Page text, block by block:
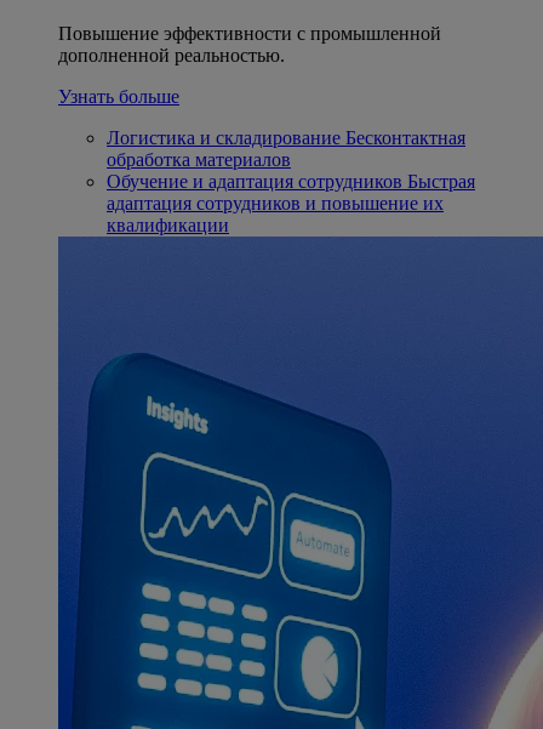
Повышение эффективности с промышленной
дополненной реальностью.
Узнать больше
Логистика и складирование Бесконтактная
обработка материалов
Обучение и адаптация сотрудников Быстрая
адаптация сотрудников и повышение их
квалификации